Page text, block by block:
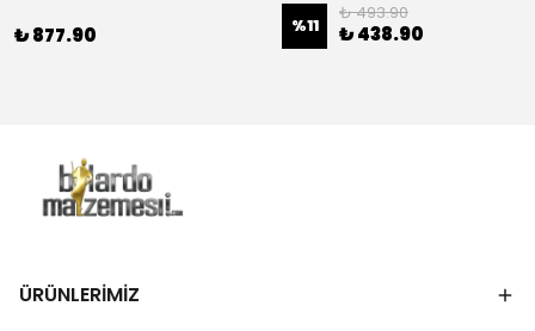
₺ 877.90 %11
₺ 493.90
₺ 438.90
ÜRÜNLERİMİZ